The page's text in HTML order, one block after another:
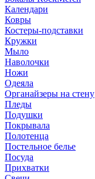
Календари
Ковры
Костеры-подставки
Кружки
Мыло
Наволочки
Ножи
Одеяла
Органайзеры на стену
Пледы
Подушки
Покрывала
Полотенца
Постельное белье
Посуда
Прихватки